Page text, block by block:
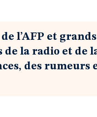
l’AFP et grands
la radio et de
des rumeurs